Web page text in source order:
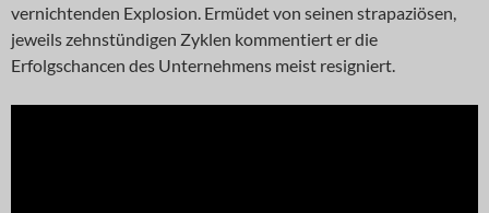
vernichtenden Explosion. Ermüdet von seinen strapaziösen,
jeweils zehnstündigen Zyklen kommentiert er die
Erfolgschancen des Unternehmens meist resigniert.